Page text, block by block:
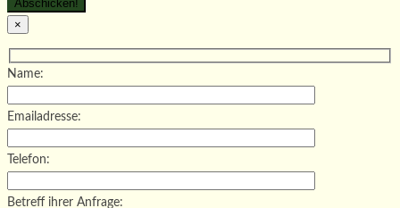
×
Name:
Emailadresse:
Telefon:
Betreff ihrer Anfrage: